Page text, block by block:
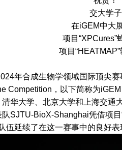
交大学子
在iGEM中大
项目“XPCures”
项目
年合成生物学领域国际顶尖
Competition，以下简称为
华大学、北京大学和上海交
SJTU-BioX-Shanghai凭借项
伍延续了在这一赛事中的良好